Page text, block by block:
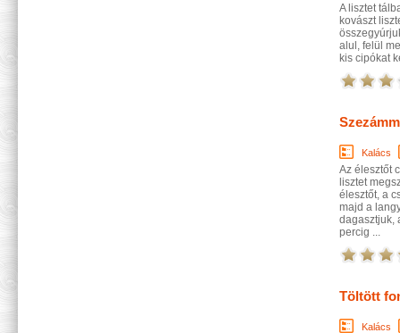
A lisztet
kovászt
alul, felül
kis cipókat
Kalács
Az élesztőt
lisztet
élesztőt, a
majd a
dagasztjuk,
percig ...
Töltött
Kalács